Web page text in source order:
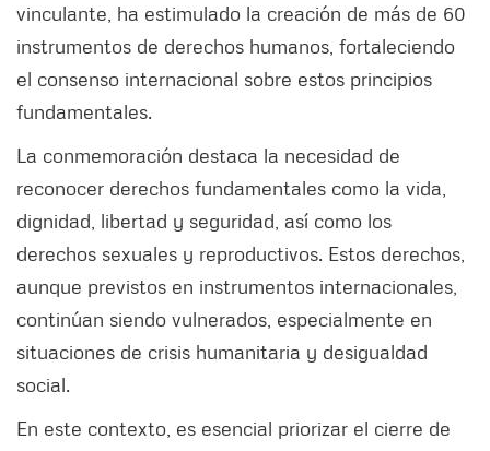
vinculante, ha estimulado la creación de más de 60
instrumentos de derechos humanos, fortaleciendo
el consenso internacional sobre estos principios
fundamentales.
La conmemoración destaca la necesidad de
reconocer derechos fundamentales como la vida,
dignidad, libertad y seguridad, así como los
derechos sexuales y reproductivos. Estos derechos,
aunque previstos en instrumentos internacionales,
continúan siendo vulnerados, especialmente en
situaciones de crisis humanitaria y desigualdad
social.
En este contexto, es esencial priorizar el cierre de